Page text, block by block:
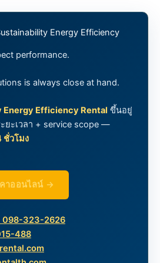
Energy Efficiency
performance.
is always close at hand.
Energy Efficiency Rental ขึ้นอยู่
ยะเวลา + service scope —
ชั่วโมง
าออนไลน์ →
098-323-2626
488